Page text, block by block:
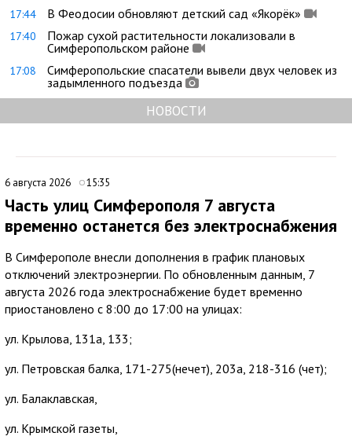
17:44 В Феодосии обновляют детский сад «Якорёк»
17:40
Пожар сухой растительности локализовали в
Симферопольском районе
17:08
Симферопольские спасатели вывели двух человек из
задымленного подъезда
НОВОСТИ
6 августа 2026 15:35
Часть улиц Симферополя 7 августа
временно останется без электроснабжения
В Симферополе внесли дополнения в график плановых
отключений электроэнергии. По обновленным данным, 7
августа 2026 года электроснабжение будет временно
приостановлено с 8:00 до 17:00 на улицах:
ул. Крылова, 131а, 133;
ул. Петровская балка, 171-275(нечет), 203а, 218-316 (чет);
ул. Балаклавская,
ул. Крымской газеты,